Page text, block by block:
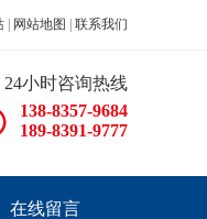
网站地图 联系我们
24小时咨询热线
138-8357-9684
189-8391-9777
在线留言